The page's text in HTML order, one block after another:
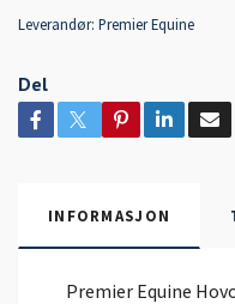
Leverandør: Premier Equine
Del
INFORMASJON
Premier Equine